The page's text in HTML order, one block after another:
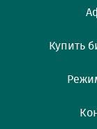
Купить